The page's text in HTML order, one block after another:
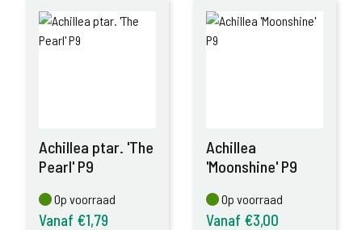
Achillea ptar. 'The
Pearl' P9
Op voorraad
Op voorraad
Vanaf €1,79
Achillea
'Moonshine' P9
Op voorraad
Op voorraad
Vanaf €3,00